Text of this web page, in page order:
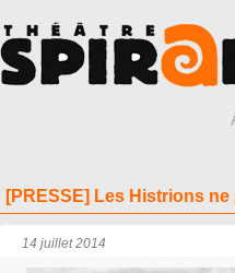
[PRESSE] Les Histrions
14 juillet 2014